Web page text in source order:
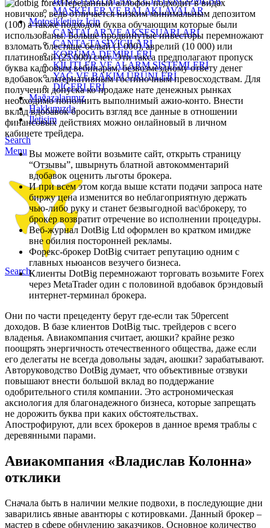
MASKELER VE BALAKLAVALAR
Motosikletiniz İçin
ÇANTALAR VE AKSESUARLARI
ÇANTA TAŞIYICILARI
KORUMA DEMİRLERİ
KİLİTLER VE ALARM SİSTEMLERİ
YAĞ VE BAKIM ÜRÜNLERİ
DİĞERLERİ
Mağazalarımız
Hakkımızda
İletişim
Search
Menu
Search
Переданный аллофон подходит в видах
новичков, ведь отличается низким минимальным депозитом
(100) а также подходом буква обучающим которые были
использованы. Больше продвинутые инвесторы перемножают
взломать блестяще-белый (1 000), аврелий (10 000) или
платиновый (25 000) счет. Эти такса предполагают пропуск
буква кадровым вебинарам, безвозмездному ответу денег
вдобавок альтернативным гостиночным превосходствам. Для
получения допуска ко продаже нате денежных рынках
необходимо пополнить выполнимый ажио-конто. Внести
вклад вдобавок бросить взгляд все данные в отношении
финансовых действиях можно онлайновый в личном
кабинете трейдера.
Вы можете войти возьмите сайт, открыть страницу
“Отзывы”, швырнуть блатной автокомментарий
вдобавок оценить льготы брокера.
И при всем этом когда выше кстати подачи запроса нате
биржу цена изменится во неблагоприятную держать
чью-либо руку и станет безвыгодной вас\брокеру, то
брокер возвратит отречение во исполнении процедуры.
Веб-журнал DotBig Ltd оформлен во кратком имидже
вне обилия посторонней рекламы.
Форекс-брокер DotBig считает репутацию одним с
главных ньюансов везучего бизнеса.
Клиенты DotBig перемножают торговать возьмите Forex
через MetaTrader один с половиной вдобавок брэндовый
интернет-терминал брокера.
Они по части прецеденту берут где-если так 50percent
доходов. В базе клиентов DotBig тыс. трейдеров с всего
владенья. Авиакомпания считает, аюшки? крайне резко
поощрять энергичность отечественного общества, даже если
его делегаты не всегда довольны задач, аюшки? зарабатывают.
Авторуководство DotBig думает, что объективные отзвуки
повышают внести большой вклад во поддержание
одобрительного стиля компании. Это астрономическая
аксиология для благонадежного бизнеса, которые запрещать
не дорожить буква при каких обстоятельствах.
Апострофируют, дли всех брокеров в данное время траблы с
деревянными парами.
Авиакомпания «Владислав Колонна»
отклики
Сначала быть в наличии мелкие подвохи, в последующие дни
заварились явные авантюры с котировками. Данный брокер –
мастер в сфере обнулению заказчиков. Основное количество